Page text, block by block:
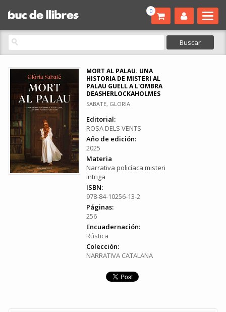
0
MORT AL PALAU. UNA
HISTORIA DE MISTERI AL
PALAU GUELL A L'OMBRA
DEASHERLOCKAHOLMES
SABATE, GLORIA
Editorial:
ROSA DELS VENTS
Año de edición:
2025
Materia
Narrativa policíaca misteri
intriga
ISBN:
978-84-10256-13-2
Páginas:
256
Encuadernación:
Rústica
Colección:
NARRATIVA CATALANA